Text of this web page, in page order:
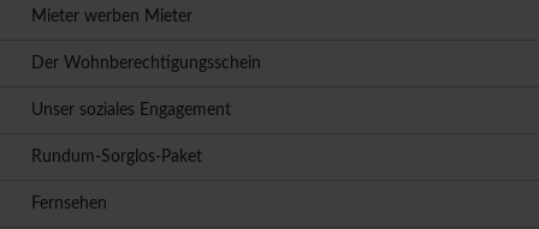
Mieter werben Mieter
Der Wohnberechtigungsschein
Unser soziales Engagement
Rundum-Sorglos-Paket
Fernsehen